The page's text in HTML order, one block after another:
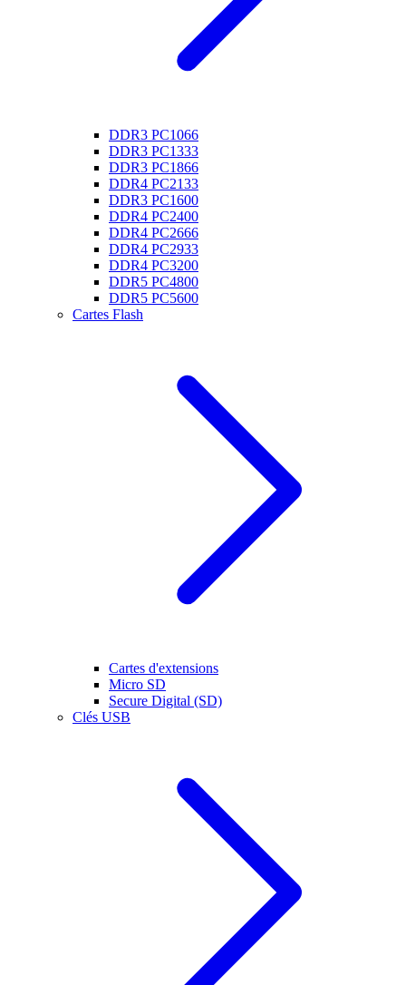
DDR3 PC1066
DDR3 PC1333
DDR3 PC1866
DDR4 PC2133
DDR3 PC1600
DDR4 PC2400
DDR4 PC2666
DDR4 PC2933
DDR4 PC3200
DDR5 PC4800
DDR5 PC5600
Cartes Flash
Cartes d'extensions
Micro SD
Secure Digital (SD)
Clés USB